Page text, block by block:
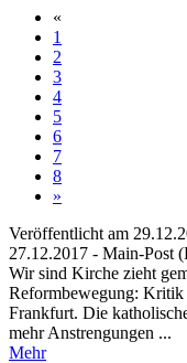
«
1
2
3
4
5
6
7
8
»
Veröffentlicht am
27.12.2017 - Main-Post
Wir sind Kirche zieht
Reformbewegung:
Frankfurt. Die
mehr An­st­ren­gun­gen ...
Mehr